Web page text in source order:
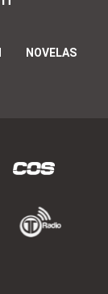
NOVELAS